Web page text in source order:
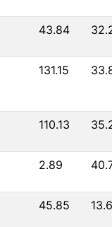
43.84
131.15
110.13
2.89
45.85